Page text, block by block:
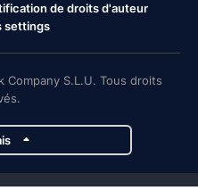
de droits d'auteur
settings
S.L.U. Tous droits